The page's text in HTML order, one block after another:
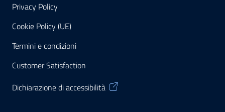
Privacy Policy
Cookie Policy (UE)
Termini e condizioni
Customer Satisfaction
Dichiarazione di accessibilità